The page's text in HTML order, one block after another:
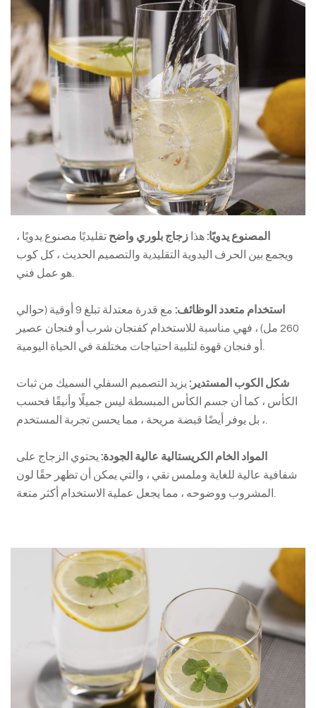
المصنوع يدويًا:هذا زجاج بلوري واضح تقليديًا مصنوع يدويًا ،
ويجمع بين الحرف اليدوية التقليدية والتصميم الحديث ، كل كوب
استخدام متعدد الوظائف:
مع قدرة معتدلة تبلغ 9 أوقية (حوالي
260 مل) ، فهي مناسبة للاستخدام كفنجان شرب أو فنجان عصير
شكل الكوب المستدير:يزيد التصميم السفلي السميك من ثبات
الكأس ، كما أن جسم الكأس المبسطة ليس جميلًا وأنيقًا فحسب
المواد الخام الكريستالية عالية الجودة:يحتوي الزجاج على
شفافية عالية للغاية وملمس نقي ، والتي يمكن أن تظهر حقًا لون